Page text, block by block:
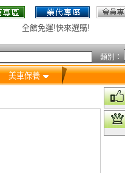
全館免運!快來選購!
類別：
美車保養